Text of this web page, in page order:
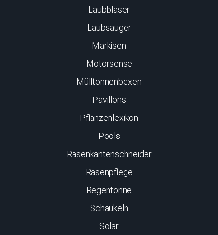
Laubbläser
Laubsauger
Markisen
Motorsense
Mülltonnenboxen
Pavillons
Pflanzenlexikon
Pools
Rasenkantenschneider
Rasenpflege
Regentonne
Schaukeln
Solar